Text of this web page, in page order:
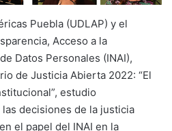
Puebla (UDLAP) y el
Acceso a la
Datos Personales (INAI),
de Justicia Abierta 2022: “El
estudio
decisiones de la justicia
el papel del INAI en la